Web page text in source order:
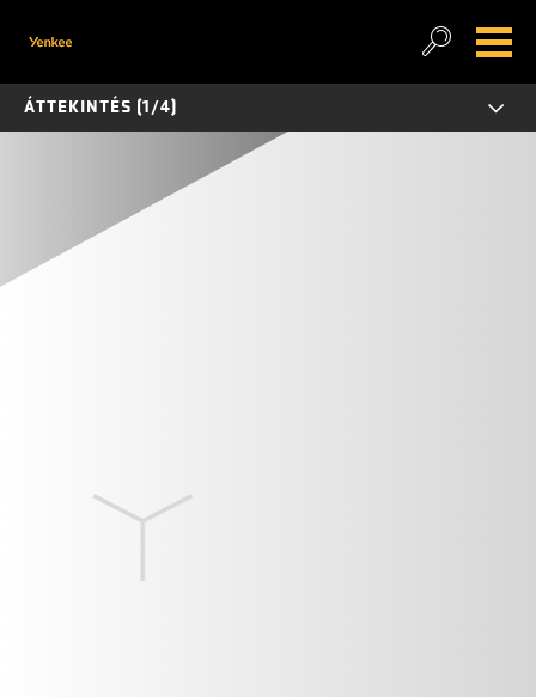
ÁTTEKINTÉS (1/4)